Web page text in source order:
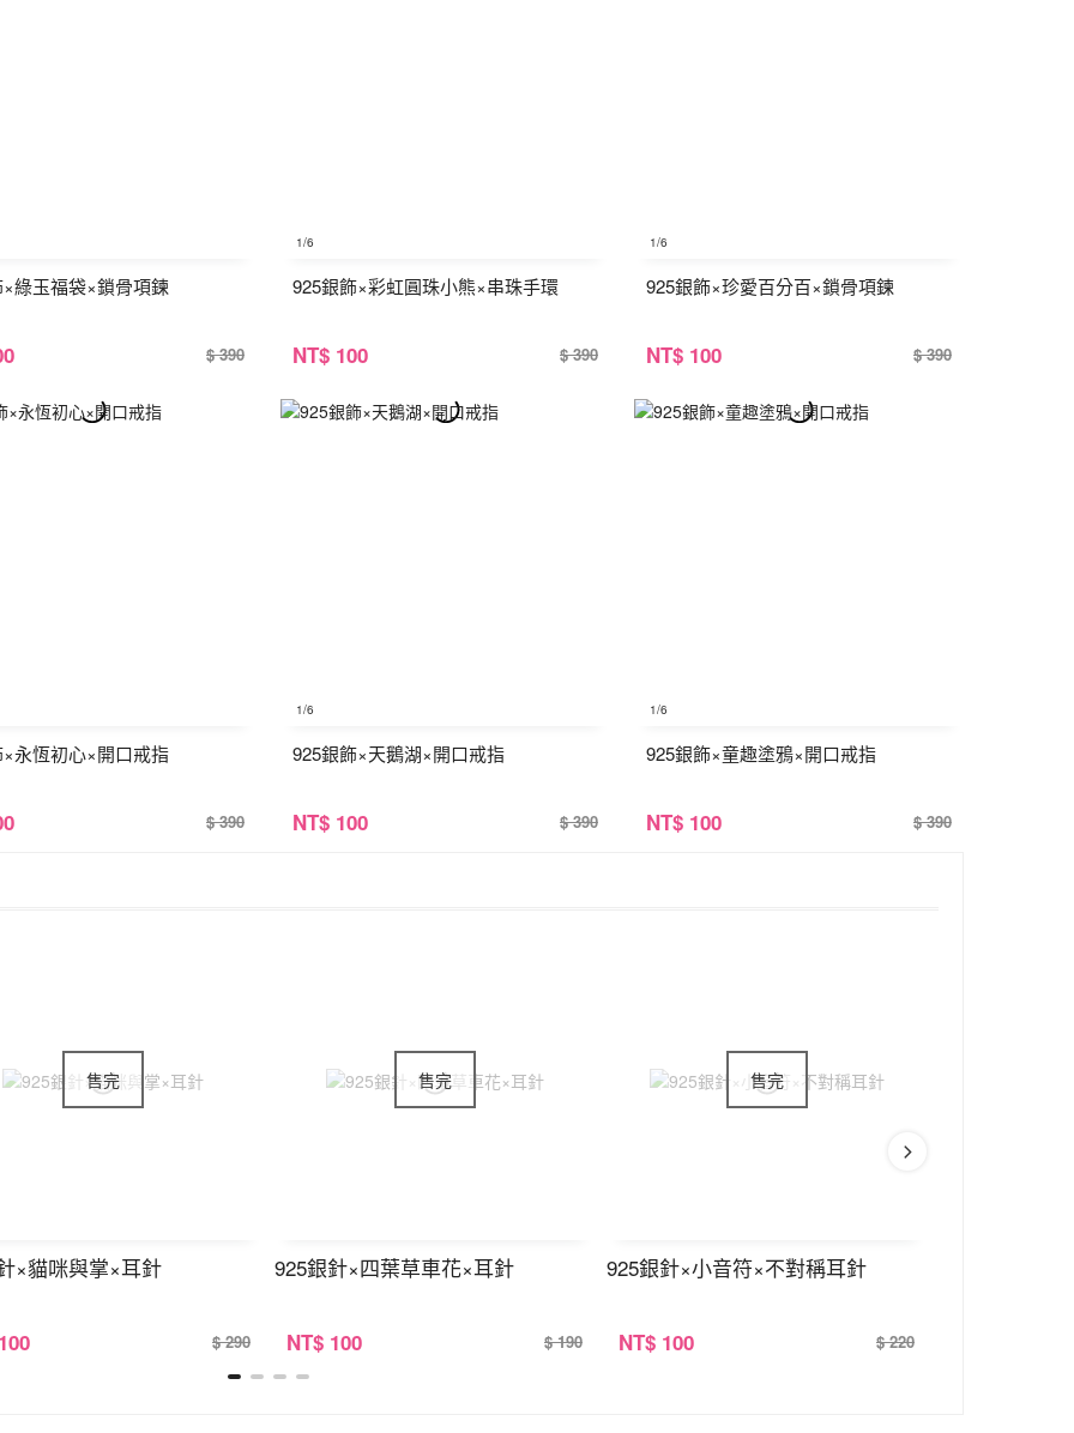
綠玉福袋×鎖骨項鍊
$ 390
1/6
925銀飾×彩虹圓珠小熊×串珠手環
NT$ 100 $ 390
1/6
925銀飾×珍愛百分百×鎖骨項鍊
NT$ 100 $ 390
永恆初心×開口戒指
$ 390
1/6
925銀飾×天鵝湖×開口戒指
NT$ 100 $ 390
1/6
925銀飾×童趣塗鴉×開口戒指
NT$ 100 $ 390
×貓咪與掌×耳針
$ 290
925銀針×四葉草車花×耳針
NT$ 100 $ 190
925銀針×小音符×不對稱耳針
NT$ 100 $ 220